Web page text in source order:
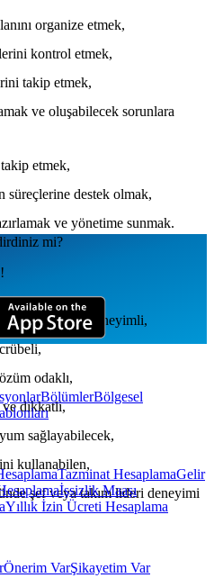
organize etmek,
kontrol etmek,
takip etmek,
ve oluşabilecek sorunlara
etmek,
süreçlerine destek olmak,
ve yönetime sunmak.
yönetiminde deneyimli,
odaklı,
dikkatli,
sağlayabilecek,
kullanabilen,
şef veya takım lideri deneyimi
mi?
BölümlerBölgesel
Tazminat HesaplamaGelir
İşsizlik Maaşı
Yıllık İzin Ücreti Hesaplama
Önerim VarŞikayetim Var